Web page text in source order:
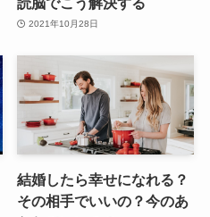
2021年10月28日
結婚したら幸せになれる？
その相手でいいの？今のあ